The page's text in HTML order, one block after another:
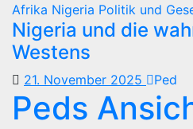
Afrika Nigeria Politik und
Nigeria und die
Westens
21. November 2025 Ped
Peds